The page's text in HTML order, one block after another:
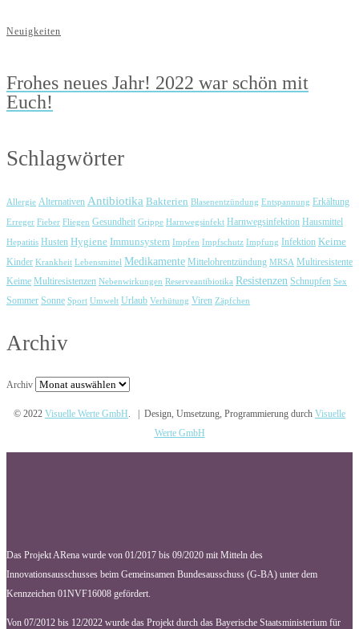
Neuigkeiten
Frohes neues Jahr! 2022 war schön mit
Euch!
Schlagwörter
Allergie Alternativen Antibiotika Bakterien Blasenentzündung Entspannung Erkältung
Erreger Fieber Fliegen Gesundheit Grippe Harnwegsinfekt Harnwegsinfektion Hausmittel
Hepatitis Husten Hygiene Immunsystem Impfen Impfschutz Impfung Infektion Keime
Kinder Krankheit Lebensmittel Medikamente Mittelohrentzündung MRSA Multiresistente
Keime Multiresistenzen Nebenwirkungen Reserveantibiotika Resistenzen Schnupfen Sex
Sommer Sonne Sport Umwelt Urlaub Verhütung Viren Zäpfchen
Archiv
Archiv
© 2022 Visuelle Werte GmbH. | Design, Umsetzung, Programmierung durch Visuelle
Werte GmbH
Das Projekt ARena wurde von 01/2017 bis 09/2020 mit Mitteln des
Innovationsausschusses beim Gemeinsamen Bundesausschuss (G-BA) unter dem
Kennzeichen 01NVF16008 gefördert.
Von 07/2012 bis 12/2022 wurde das Projekt durch das Bayerische Staatsministerium für